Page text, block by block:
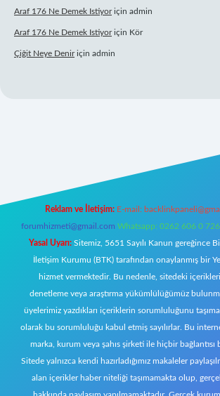
Araf 176 Ne Demek Istiyoriçin admin
Araf 176 Ne Demek Istiyoriçin Kör
Çiğit Neye Deniriçin admin
Reklam ve İletişim: E-mail:
forumhizmeti@gmail.com Whatsapp: 0262 606 0 726
Yasal Uyarı: Sitemiz, 5651 Sayılı Kanun gereğince
İletişim Kurumu (BTK) tarafından onaylanmış bir
hizmet vermektedir. Bu nedenle, sitedeki
denetleme veya araştırma yükümlülüğümüz
üyelerimiz yazdıkları içeriklerin sorumluluğunu
olarak bu sorumluluğu kabul etmiş sayılırlar. Bu
marka, kurum veya şahıs şirketi ile hiçbir bağlantısı
Sitede yalnızca kendi hazırladığımız makaleler
alan içerikler haber niteliği taşımamakta olup,